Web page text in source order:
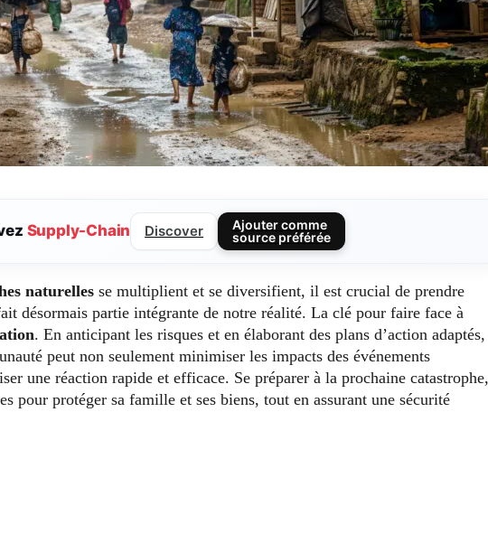
Supply-Chain Discover
Ajouter comme
source préférée
naturelles se multiplient et se diversifient, il est crucial de prendre
désormais partie intégrante de notre réalité. La clé pour faire face à
. En anticipant les risques et en élaborant des plans d’action adaptés,
peut non seulement minimiser les impacts des événements
une réaction rapide et efficace. Se préparer à la prochaine catastrophe,
pour protéger sa famille et ses biens, tout en assurant une sécurité